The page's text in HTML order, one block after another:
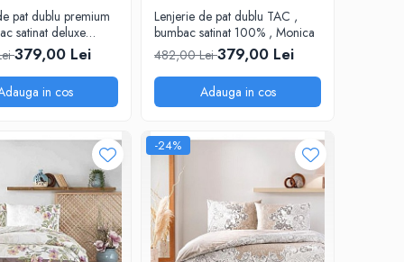
pat dublu premium
satinat deluxe
Hannie
379,00 Lei
in cos
Lenjerie de pat dublu TAC ,
bumbac satinat 100% , Monica
482,00 Lei379,00 Lei
Adauga in cos
-24%